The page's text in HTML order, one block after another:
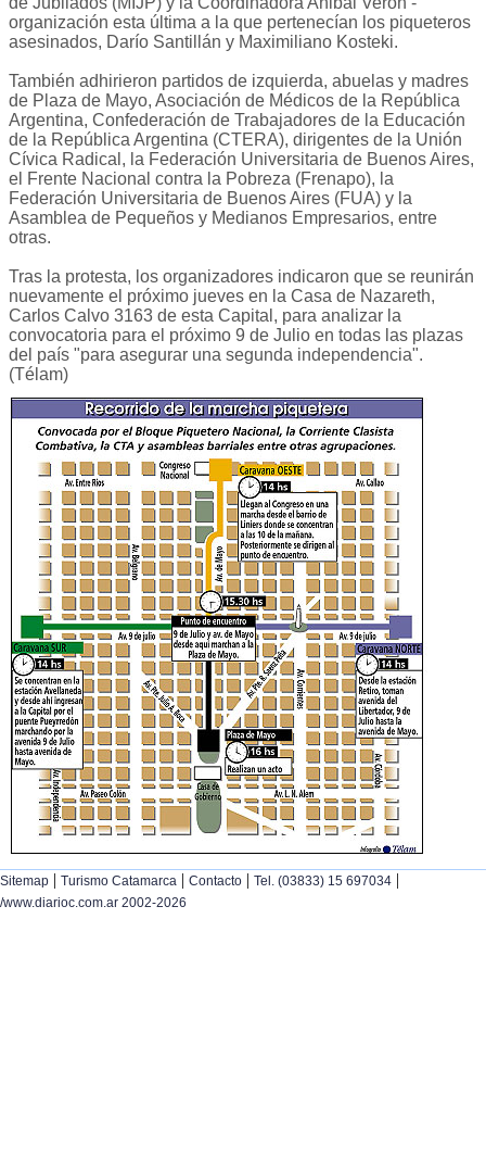
organización esta última a la que pertenecían los piqueteros
asesinados, Darío Santillán y Maximiliano Kosteki.
También adhirieron partidos de izquierda, abuelas y madres
de Plaza de Mayo, Asociación de Médicos de la República
Argentina, Confederación de Trabajadores de la Educación
de la República Argentina (CTERA), dirigentes de la Unión
Cívica Radical, la Federación Universitaria de Buenos Aires,
el Frente Nacional contra la Pobreza (Frenapo), la
Federación Universitaria de Buenos Aires (FUA) y la
Asamblea de Pequeños y Medianos Empresarios, entre
otras.
Tras la protesta, los organizadores indicaron que se reunirán
nuevamente el próximo jueves en la Casa de Nazareth,
Carlos Calvo 3163 de esta Capital, para analizar la
convocatoria para el próximo 9 de Julio en todas las plazas
del país "para asegurar una segunda independencia".
(Télam)
Sitemap | Turismo Catamarca | Contacto | Tel. (03833) 15 697034 |
/www.diarioc.com.ar 2002-2026